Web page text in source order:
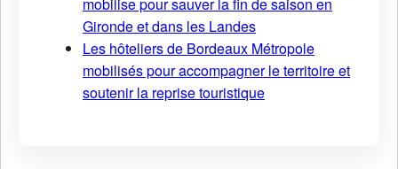
mobilise pour sauver la fin de saison en
Gironde et dans les Landes
Les hôteliers de Bordeaux Métropole
mobilisés pour accompagner le territoire et
soutenir la reprise touristique